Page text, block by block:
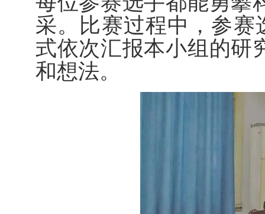
采。比赛过程中，参
式依次汇报本小组的研
和想法。